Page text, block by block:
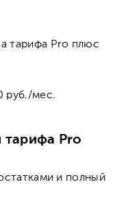
тарифа Pro плюс
руб./мес.
Pro
и полный